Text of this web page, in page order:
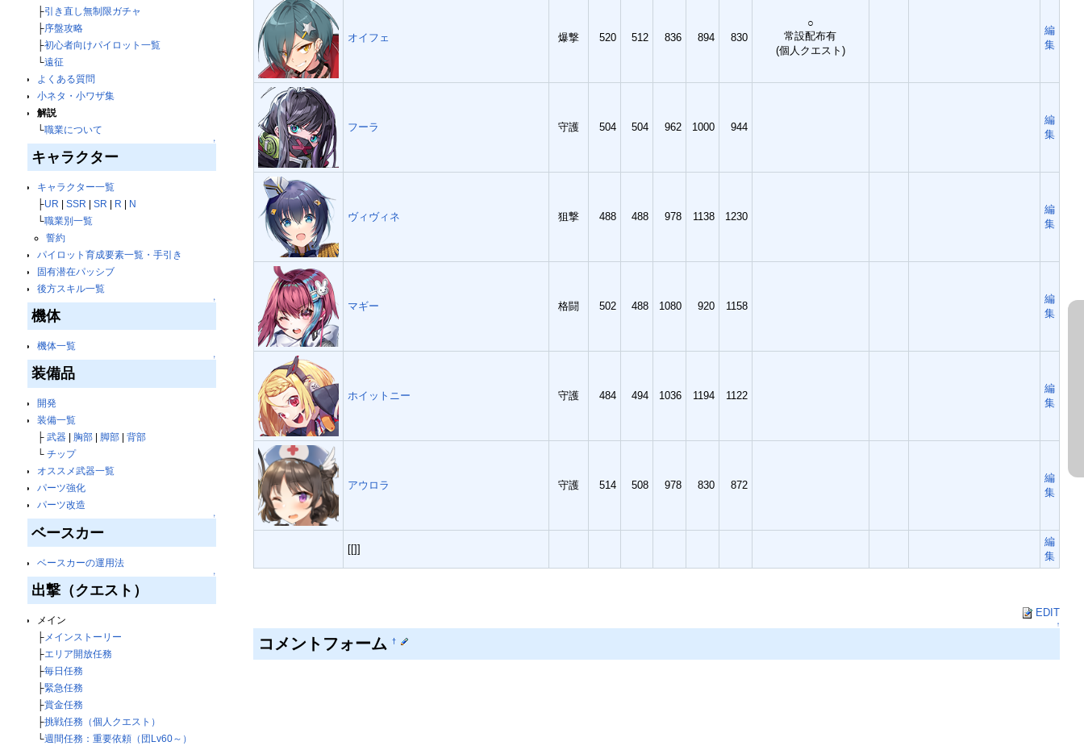
├引き直し無制限ガチャ
├序盤攻略
├初心者向けパイロット一覧
└遠征
よくある質問
小ネタ・小ワザ集
解説
└職業について
↑
キャラクター
キャラクター一覧
├UR | SSR | SR | R | N
└職業別一覧
誓約
パイロット育成要素一覧・手引き
固有潜在パッシブ
後方スキル一覧
↑
機体
機体一覧
↑
装備品
開発
装備一覧
├ 武器| 胸部| 脚部| 背部
└ チップ
オススメ武器一覧
パーツ強化
パーツ改造
↑
ベースカー
ベースカーの運用法
↑
出撃（クエスト）
メイン
├メインストーリー
├エリア開放任務
├毎日任務
├緊急任務
├賞金任務
├挑戦任務（個人クエスト）
└週間任務：重要依頼（団Lv60～）
オイフェ 爆撃 520 512 836 894 830
○
常設配布有
(個人クエスト)
編
集
フーラ 守護 504 504 962 1000 944
編
集
ヴィヴィネ 狙撃 488 488 978 1138 1230
編
集
マギー 格闘 502 488 1080 920 1158
編
集
ホイットニー 守護 484 494 1036 1194 1122
編
集
アウロラ 守護 514 508 978 830 872
編
集
[[]]
編
集
EDIT
↑
コメントフォーム †